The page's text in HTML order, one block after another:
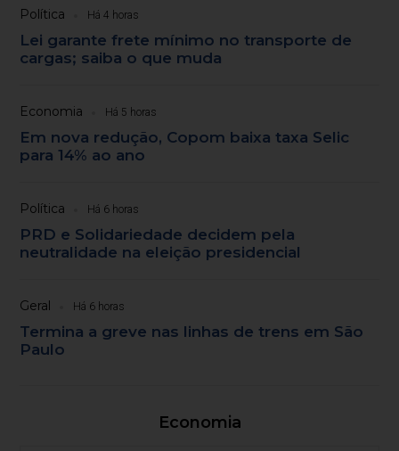
Política Há 4 horas
Lei garante frete mínimo no transporte de
cargas; saiba o que muda
Economia Há 5 horas
Em nova redução, Copom baixa taxa Selic
para 14% ao ano
Política Há 6 horas
PRD e Solidariedade decidem pela
neutralidade na eleição presidencial
Geral Há 6 horas
Termina a greve nas linhas de trens em São
Paulo
Economia